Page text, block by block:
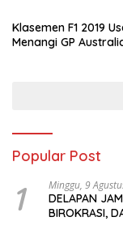
Klasemen F1 2019
Menangi GP
Popular Post
1 Minggu, 9
DELAPAN
BIROKRASI,